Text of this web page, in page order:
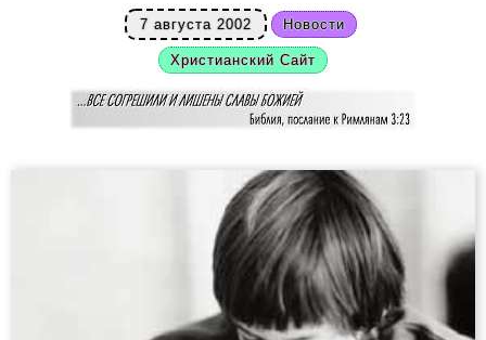
7 августа 2002 Новости
Христианский Сайт